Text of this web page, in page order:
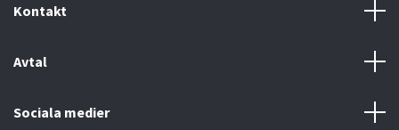
Kontakt
Avtal
Sociala medier